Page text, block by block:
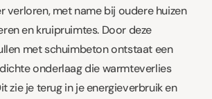
verloren, met name bij oudere huizen
en kruipruimtes. Door deze
met schuimbeton ontstaat een
onderlaag die warmteverlies
zie je terug in je energieverbruik en